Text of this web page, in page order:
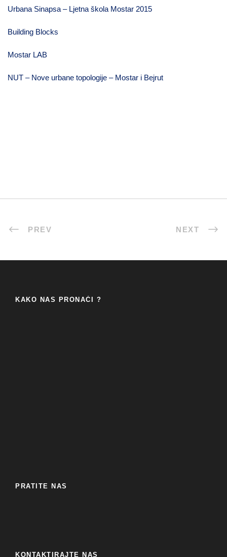
Urbana Sinapsa – Ljetna škola Mostar 2015
Building Blocks
Mostar LAB
NUT – Nove urbane topologije – Mostar i Bejrut
PREV NEXT
KAKO NAS PRONAĆI ?
PRATITE NAS
KONTAKTIRAJTE NAS